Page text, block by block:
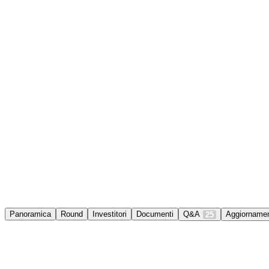
Panoramica Round Investitori Documenti Q&A 25